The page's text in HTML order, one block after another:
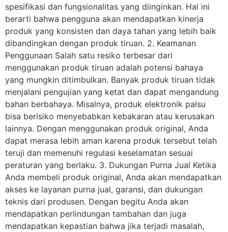
spesifikasi dan fungsionalitas yang diinginkan. Hal ini
berarti bahwa pengguna akan mendapatkan kinerja
produk yang konsisten dan daya tahan yang lebih baik
dibandingkan dengan produk tiruan. 2. Keamanan
Penggunaan Salah satu resiko terbesar dari
menggunakan produk tiruan adalah potensi bahaya
yang mungkin ditimbulkan. Banyak produk tiruan tidak
menjalani pengujian yang ketat dan dapat mengandung
bahan berbahaya. Misalnya, produk elektronik palsu
bisa berisiko menyebabkan kebakaran atau kerusakan
lainnya. Dengan menggunakan produk original, Anda
dapat merasa lebih aman karena produk tersebut telah
teruji dan memenuhi regulasi keselamatan sesuai
peraturan yang berlaku. 3. Dukungan Purna Jual Ketika
Anda membeli produk original, Anda akan mendapatkan
akses ke layanan purna jual, garansi, dan dukungan
teknis dari produsen. Dengan begitu Anda akan
mendapatkan perlindungan tambahan dan juga
mendapatkan kepastian bahwa jika terjadi masalah,